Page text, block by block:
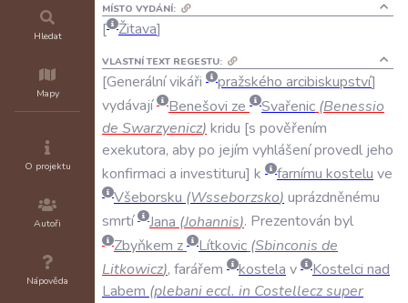
Hledat
Mapy
O projektu
Autoři
Nápověda
MÍSTO VYDÁNÍ:
Žitava
VLASTNÍ TEXT REGESTU:
Generálnívikáři pražského arcibiskupství
vydávají
Benešovi ze Svařenic (Benessio
de Swarzyenicz) kridu s pověřením
exekutora, abypo jejím vyhlášeníprovedl jeho
konfirmaci a investituru k farnímu kostelu ve
Všeborsku (Wsseborzsko) uprázdněnému
smrtí
Jana (Johannis). Prezentován byl
Zbyňkem z Lítkovic (Sbinconis de
Litkowicz), farářem kostela v Kostelci nad
Labem (plebanieccl. in Costelleczsuper